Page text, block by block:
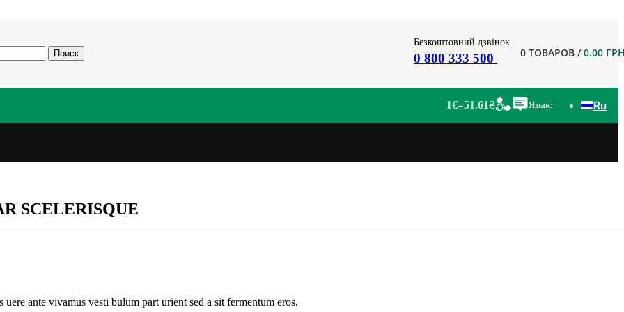
Поиск
Безкоштовний дзвінок
0 800 333 500 0 ТОВАРОВ / 0.00
1€=51.61₴ Язык: Ru
SCELERISQUE
ante vivamus vesti bulum part urient sed a sit fermentum eros.